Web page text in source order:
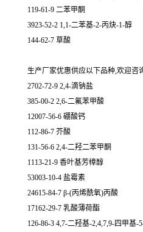
119-61-9 二苯甲酮
3923-52-2 1,1-二苯基-2-丙炔-1-醇
144-62-7 草酸
生产厂家优惠供应以下品种,欢迎咨
2702-72-9 2,4-滴钠盐
385-00-2 2,6-二氟苯甲酸
12007-56-6 硼酸钙
112-86-7 芥酸
131-56-6 2,4-二羟二苯甲酮
1113-21-9 香叶基芳樟醇
53003-10-4 盐霉素
24615-84-7 β-(丙烯酰氧)丙酸
17162-29-7 乳酸薄荷酯
126-86-3 4,7-二羟基-2,4,7,9-四甲基-